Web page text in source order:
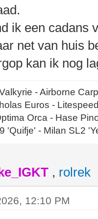
ik een cadans
net van huis
kan ik nog
- Airborne
Euros -
Orca - Hase
'Quifje' - Milan SL2
, rolrek
12:10 PM